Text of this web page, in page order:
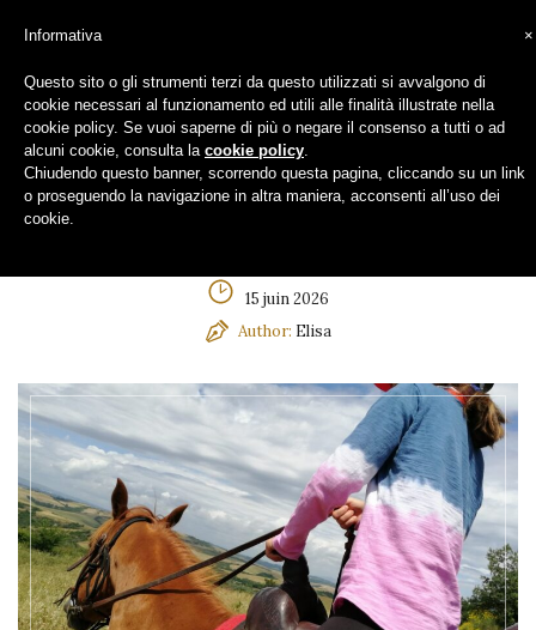
Balade à cheval de 40
minutes avec guide
15 juin 2026
Author: Elisa
×
Informativa
Questo sito o gli strumenti terzi da questo utilizzati si avvalgono di
cookie necessari al funzionamento ed utili alle finalità illustrate nella
cookie policy. Se vuoi saperne di più o negare il consenso a tutti o ad
alcuni cookie, consulta la cookie policy
Chiudendo questo banner, scorrendo questa pagina, cliccando su un link
o proseguendo la navigazione in altra maniera, acconsenti all’uso dei
cookie.